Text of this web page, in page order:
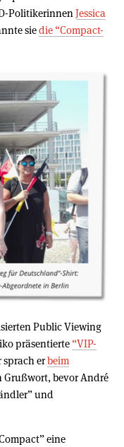
PolitikerinnenJessica
siedie “Compact-
Public Viewing
präsentierte “VIP-
sprach erbeim
Grußwort, bevor André
und
eine